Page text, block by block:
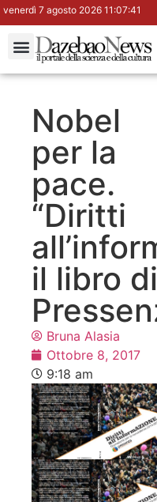
venerdì 7 agosto 2026 11:07:41
Nobel
per la
pace.
“Diritti
il libro di
Bruna Alasia
Ottobre 8, 2017
9:18 am